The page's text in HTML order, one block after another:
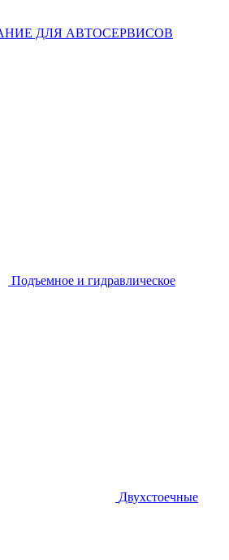
ДЛЯ АВТОСЕРВИСОВ
Подъемное и гидравлическое
Двухстоечные